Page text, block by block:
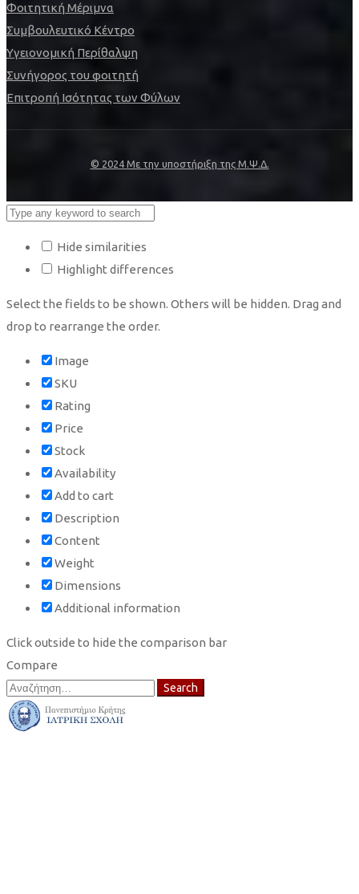
Φοιτητική Μέριμνα
Συμβουλευτικό Κέντρο
Υγειονομική Περίθαλψη
Συνήγορος του φοιτητή
Επιτροπή Ισότητας των Φύλων
© 2024 Με την υποστήριξη της Μ.Ψ.Δ.
Hide similarities
Highlight differences
Select the fields to be shown. Others will be hidden. Drag and
drop to rearrange the order.
Image
SKU
Rating
Price
Stock
Availability
Add to cart
Description
Content
Weight
Dimensions
Additional information
Click outside to hide the comparison bar
Compare
Search
for:
Search